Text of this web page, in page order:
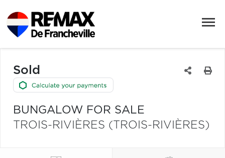
Sold
BUNGALOW FOR SALE
TROIS-RIVIÈRES (TROIS-RIVIÈRES)